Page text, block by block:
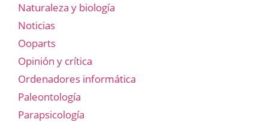
Naturaleza y biología
Noticias
Ooparts
Opinión y crítica
Ordenadores informática
Paleontología
Parapsicología